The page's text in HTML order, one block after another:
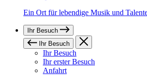
Ein Ort für lebendige Musik und
Ihr Besuch
Ihr Besuch
Ihr Besuch
Ihr erster Besuch
Anfahrt